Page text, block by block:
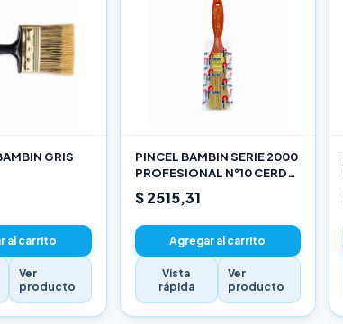
GRIS
al carrito
Ver
producto
PINCEL BAMBIN SERIE 2000
PROFESIONAL N°10 CERDA
CHINA BLANCA
$ 2515,31
Agregar al carrito
Vista
rápida
Ver
producto